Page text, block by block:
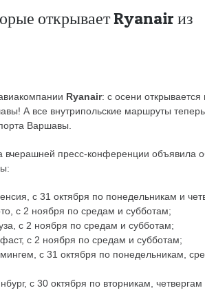
открывает Ryanair из
Ryanair: с осени открывается
А все внутрипольские маршруты
Варшавы.
вчерашней пресс-конференции объявила
с 31 октября по понедельникам и
с 2 ноября по средам и субботам;
с 2 ноября по средам и субботам;
с 2 ноября по средам и субботам;
с 31 октября по понедельникам,
с 30 октября по вторникам, четвергам